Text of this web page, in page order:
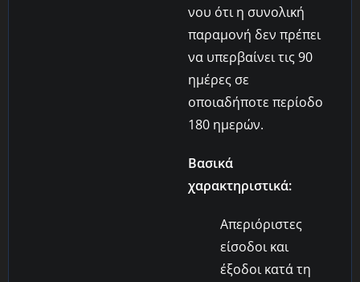
νου ότι η συνολική
παραμονή δεν πρέπει
να υπερβαίνει τις 90
ημέρες σε
οποιαδήποτε περίοδο
180 ημερών.
Βασικά
χαρακτηριστικά:
Απεριόριστες
είσοδοι και
έξοδοι κατά τη